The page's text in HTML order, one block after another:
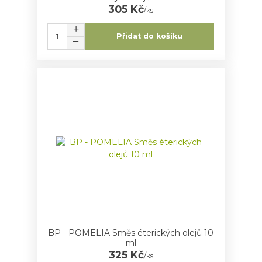
305 Kč/ks
Přidat do košíku
BP - POMELIA Směs éterických olejů 10
ml
325 Kč/ks